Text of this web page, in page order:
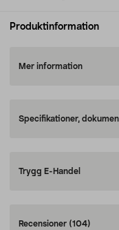
Produktinformation
Mer information
Specifikationer,
Trygg E-Handel
Recensioner (104)